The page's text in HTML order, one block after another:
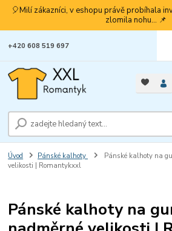
🎈Milí zákazníci, v eshopu právě probíhala
zlomila nohu... 📌
+420 608 519 697
Úvod Pánské kalhoty
Pánské kalhoty na
velikosti | Romantykxxl
Pánské kalhoty na